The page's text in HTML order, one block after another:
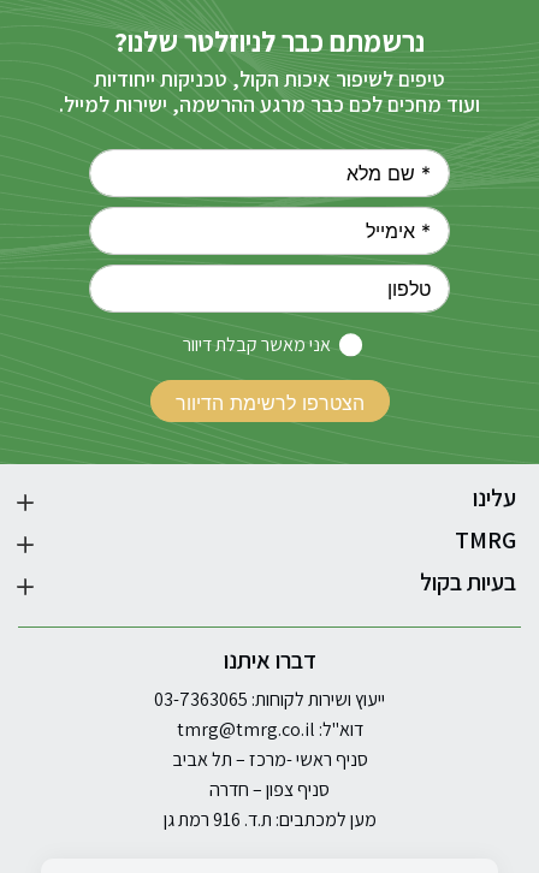
נרשמתם כבר לניוזלטר שלנו?
טיפים לשיפור איכות הקול, טכניקות ייחודיות
ועוד מחכים לכם כבר מרגע ההרשמה, ישירות למייל.
אני מאשר קבלת דיוור
עלינו
TMRG
בעיות בקול
דברו איתנו
ייעוץ ושירות לקוחות: 03-7363065
דוא"ל: tmrg@tmrg.co.il
סניף ראשי -מרכז – תל אביב
סניף צפון – חדרה
מען למכתבים: ת.ד. 916 רמת גן